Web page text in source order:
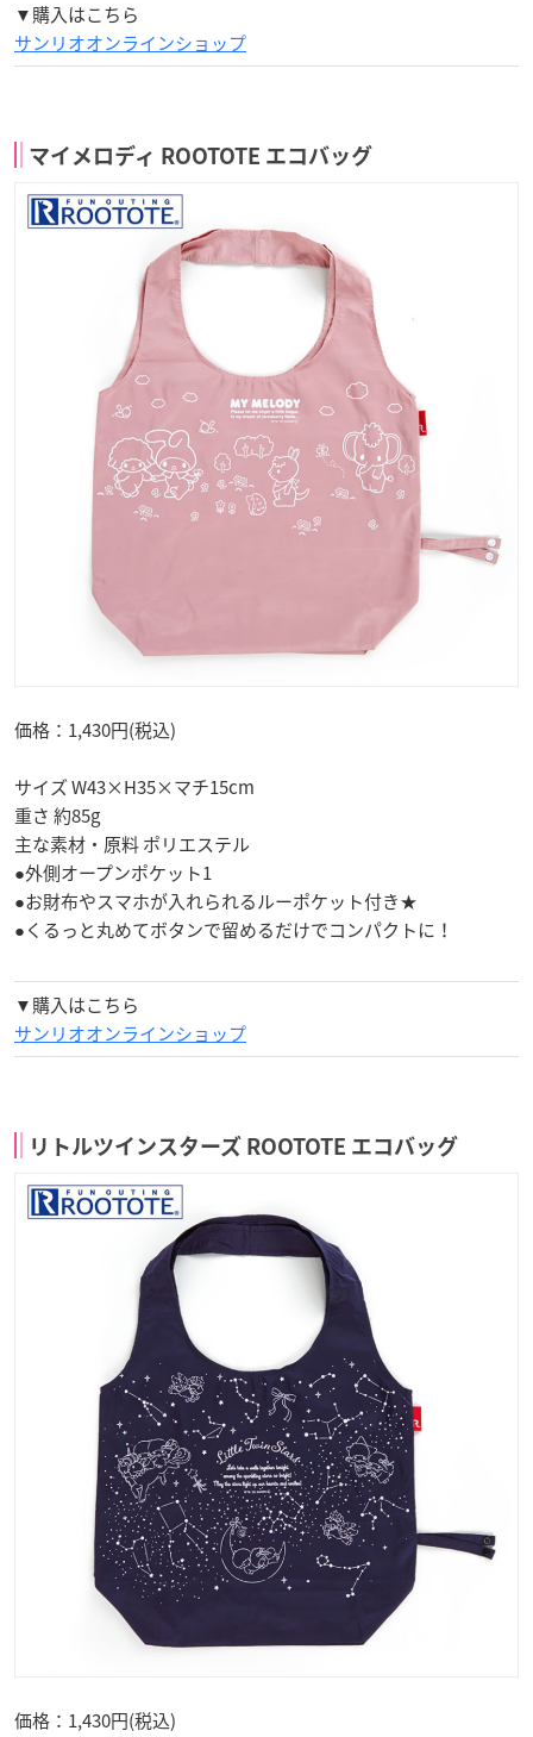
▼購入はこちら
サンリオオンラインショップ
マイメロディ ROOTOTE エコバッグ
価格：1,430円(税込)
サイズ W43×H35×マチ15cm
重さ 約85g
主な素材・原料 ポリエステル
●外側オープンポケット1
●お財布やスマホが入れられるルーポケット付き★
●くるっと丸めてボタンで留めるだけでコンパクトに！
▼購入はこちら
サンリオオンラインショップ
リトルツインスターズ ROOTOTE エコバッグ
価格：1,430円(税込)